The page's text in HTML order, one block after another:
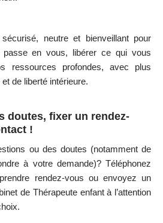
neutre et bienveillant pour
en vous, libérer ce qui vous
ressources profondes, avec plus
de liberté intérieure.
doutes, fixer un rendez-
!
ou des doutes (notamment de
à votre demande)? Téléphonez
rendez-vous ou envoyez un
de Thérapeute enfant à l’attention